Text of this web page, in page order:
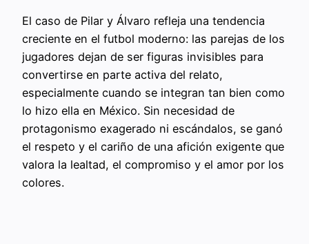
El caso de Pilar y Álvaro refleja una tendencia
creciente en el futbol moderno: las parejas de los
jugadores dejan de ser figuras invisibles para
convertirse en parte activa del relato,
especialmente cuando se integran tan bien como
lo hizo ella en México. Sin necesidad de
protagonismo exagerado ni escándalos, se ganó
el respeto y el cariño de una afición exigente que
valora la lealtad, el compromiso y el amor por los
colores.